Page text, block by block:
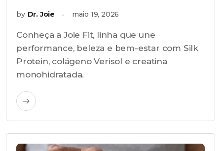
by Dr. Joie maio 19, 2026
Conheça a Joie Fit, linha que une
performance, beleza e bem-estar com Silk
Protein, colágeno Verisol e creatina
monohidratada.